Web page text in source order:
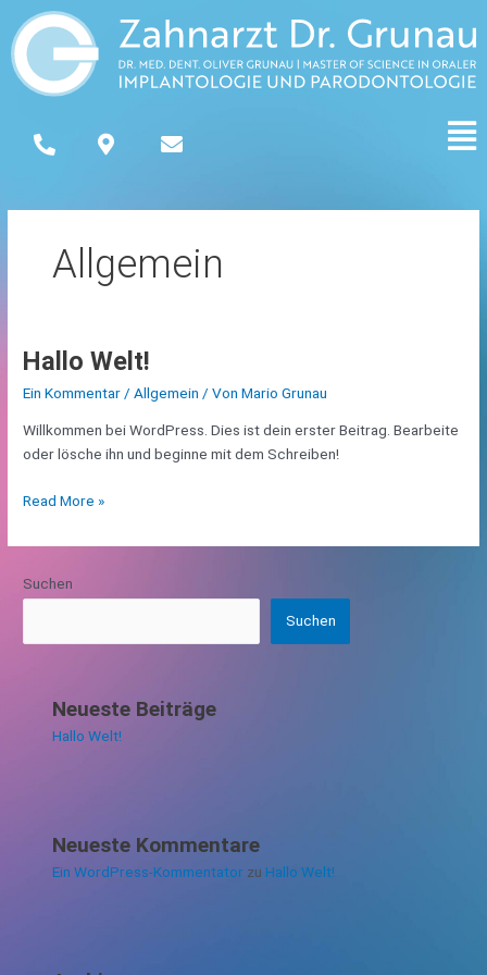
Inhalt
springen
Allgemein
Hallo Welt!
Ein Kommentar /Allgemein / VonMario Grunau
Willkommen bei WordPress. Dies ist dein erster Beitrag. Bearbeite
oder lösche ihn und beginne mit dem Schreiben!
Hallo
Read More »
Suchen
Suchen
Neueste Beiträge
Hallo Welt!
Neueste Kommentare
Ein WordPress-Kommentator zu Hallo Welt!